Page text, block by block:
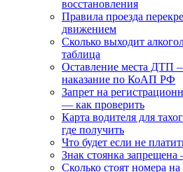
восстановления
Правила проезда
движением
Сколько выходит
таблица
Оставление места ДТП
наказание по КоАП РФ
Запрет на
— как проверить
Карта водителя для
где получить
Что будет если не
Знак стоянка запрещена
Сколько стоят номера